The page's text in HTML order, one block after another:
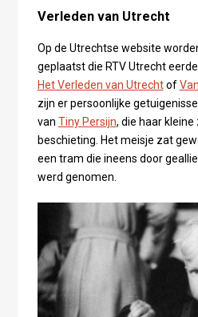
Verleden van Utrecht
Op de Utrechtse website
geplaatst die RTV Utrecht
Het Verleden van Utrechtof
zijn er persoonlijke
van Tiny Persijn, die haar
beschieting. Het meisje zat
een tram die ineens door
werd genomen.